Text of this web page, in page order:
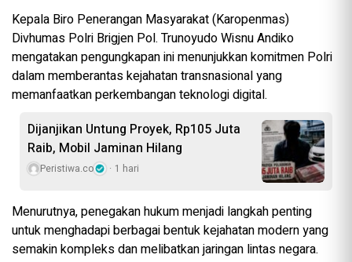
Kepala Biro Penerangan Masyarakat (Karopenmas)
Divhumas Polri Brigjen Pol. Trunoyudo Wisnu Andiko
mengatakan pengungkapan ini menunjukkan komitmen Polri
dalam memberantas kejahatan transnasional yang
memanfaatkan perkembangan teknologi digital.
Dijanjikan Untung Proyek, Rp105 Juta
Raib, Mobil Jaminan Hilang
Peristiwa.co 1 hari
Menurutnya, penegakan hukum menjadi langkah penting
untuk menghadapi berbagai bentuk kejahatan modern yang
semakin kompleks dan melibatkan jaringan lintas negara.